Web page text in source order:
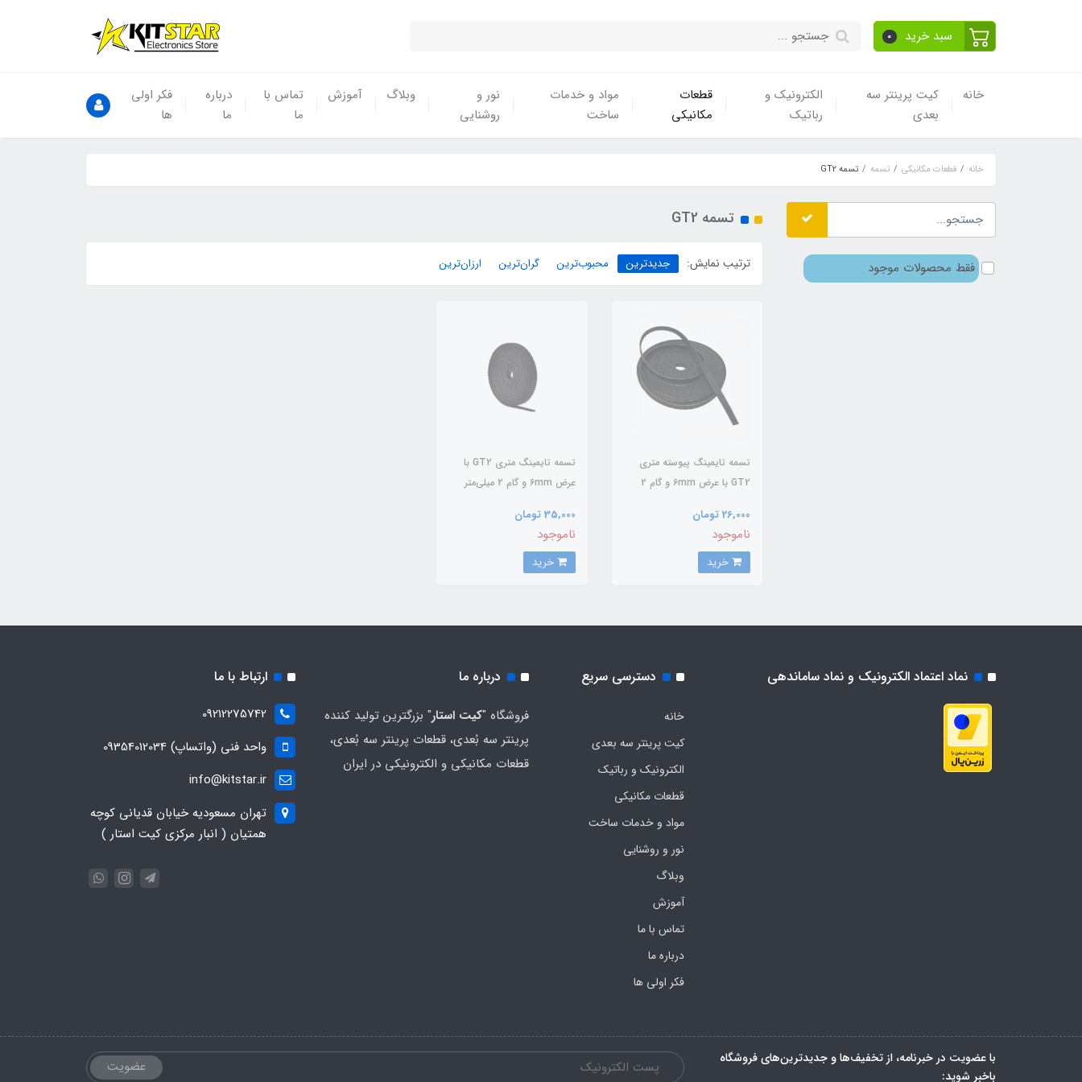
سبد خرید 0
خانه
کیت پرینتر سه
بعدی
الکترونیک و
رباتیک
قطعات
مکانیکی
مواد و خدمات
ساخت
نور و
روشنایی
وبلاگ آموزش
تماس با
ما
درباره
ما
فکر اولی
ها
خانه قطعات مکانیکی تسمه تسمه GT2
فقط محصولات موجود
تسمه GT2
ترتیب نمایش: جدیدترین محبوب‌ترین گران‌ترین ارزان‌ترین
تسمه تایمینگ پیوسته متری
GT2 با عرض 6mm و گام 2
26,000 تومان
ناموجود
تسمه تایمینگ متری GT2 با
عرض 6mm و گام 2 میلی‌متر
35,000 تومان
ناموجود
خرید
نماد اعتماد الکترونیک و نماد ساماندهی دسترسی سریع
خانه
کیت پرینتر سه بعدی
الکترونیک و رباتیک
قطعات مکانیکی
مواد و خدمات ساخت
نور و روشنایی
وبلاگ
آموزش
تماس با ما
درباره ما
فکر اولی ها
درباره ما
فروشگاه "کیت استار" بزرگترین تولید کننده
پرینتر سه بُعدی، قطعات پرینتر سه بُعدی،
قطعات مکانیکی و الکترونیکی در ایران
ارتباط با ما
09212275742
واحد فنی (واتساپ) 09354012034
info@kitstar.ir
تهران مسعودیه خیابان قدیانی کوچه
همتیان ( انبار مرکزی کیت استار )
با عضویت در خبرنامه، از تخفیف‌ها و جدیدترین‌های فروشگاه
باخبر شوید:
عضویت